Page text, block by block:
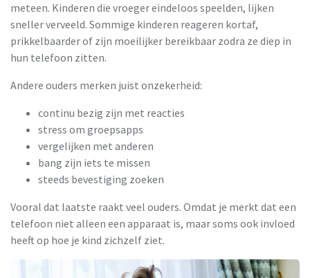
meteen. Kinderen die vroeger eindeloos speelden, lijken
sneller verveeld. Sommige kinderen reageren kortaf,
prikkelbaarder of zijn moeilijker bereikbaar zodra ze diep in
hun telefoon zitten.
Andere ouders merken juist onzekerheid:
continu bezig zijn met reacties
stress om groepsapps
vergelijken met anderen
bang zijn iets te missen
steeds bevestiging zoeken
Vooral dat laatste raakt veel ouders. Omdat je merkt dat een
telefoon niet alleen een apparaat is, maar soms ook invloed
heeft op hoe je kind zichzelf ziet.